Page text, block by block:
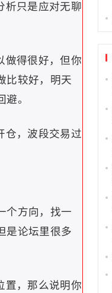
析只是应对无聊
做得很好，但你
比较好，明天
。
仓，波段交易过
个方向，找一
是论坛里很多
置，那么说明你